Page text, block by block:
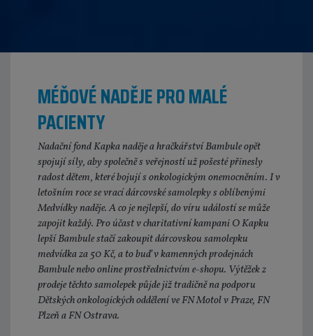
MÉĎOVÉ NADĚJE PRO MALÉ
PACIENTY
Nadační fond Kapka naděje a hračkářství Bambule opět
spojují síly, aby společně s veřejností už pošesté přinesly
radost dětem, které bojují s onkologickým onemocněním. I v
letošním roce se vrací dárcovské samolepky s oblíbenými
Medvídky naděje. A co je nejlepší, do víru událostí se může
zapojit každý. Pro účast v charitativní kampani O Kapku
lepší Bambule stačí zakoupit dárcovskou samolepku
medvídka za 50 Kč, a to buď v kamenných prodejnách
Bambule nebo online prostřednictvím e-shopu. Výtěžek z
prodeje těchto samolepek půjde již tradičně na podporu
Dětských onkologických oddělení ve FN Motol v Praze, FN
Plzeň a FN Ostrava.